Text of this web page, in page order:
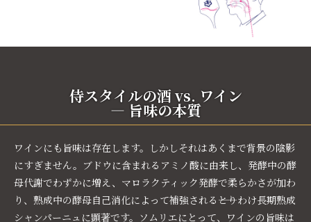
侍スタイルの酒 vs. ワイン
― 旨味の本質
ワインにも旨味は存在します。しかしそれはあくまで背景の陰影
にすぎません。ブドウに含まれるアミノ酸に由来し、発酵中の酵
母代謝でわずかに増え、マロラクティック発酵で柔らかさが加わ
り、熟成中の酵母自己消化によって補強される――とりわけ長期熟成
シャンパーニュに顕著です。ソムリエにとって、ワインの旨味は